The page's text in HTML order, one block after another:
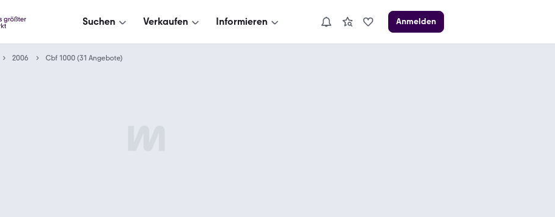
Suchen Verkaufen Informieren Anmelden
2006 Cbf 1000 (31 Angebote)